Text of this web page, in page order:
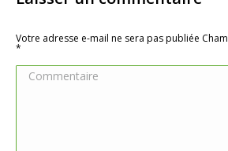
Votre adresse e-mail ne sera pas publiée
*
Commentaire